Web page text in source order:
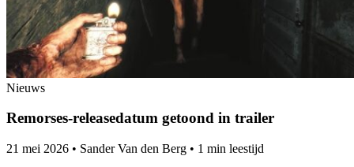
Nieuws
Remorses-releasedatum getoond in trailer
21 mei 2026 • Sander Van den Berg • 1 min leestijd